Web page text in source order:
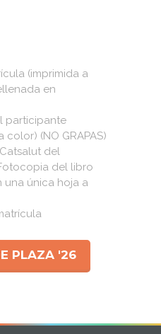
(imprimida a
en
participante
color) (NO GRAPAS)
del
del libro
una única hoja a
PLAZA '26